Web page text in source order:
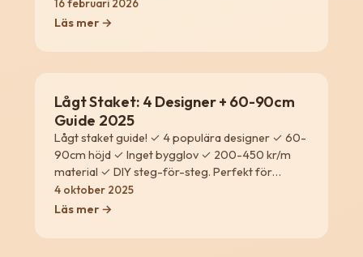
Läs mer →
Lågt Staket: 4 Designer + 60-90cm
Guide 2025
Lågt staket guide! ✓ 4 populära designer ✓ 60-
90cm höjd ✓ Inget bygglov ✓ 200-450 kr/m
material ✓ DIY steg-för-steg. Perfekt för
trädgård!
4 oktober 2025
Läs mer →